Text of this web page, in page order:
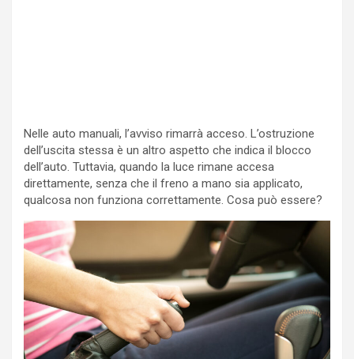
Nelle auto manuali, l’avviso rimarrà acceso. L’ostruzione
dell’uscita stessa è un altro aspetto che indica il blocco
dell’auto. Tuttavia, quando la luce rimane accesa
direttamente, senza che il freno a mano sia applicato,
qualcosa non funziona correttamente. Cosa può essere?